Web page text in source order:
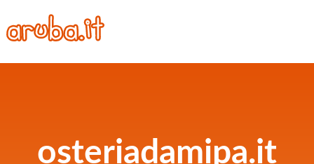
osteriadamipa.it